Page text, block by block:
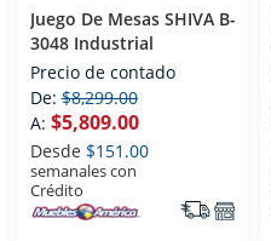
Juego De Mesas SHIVA B-
3048 Industrial
Precio de contado
De:$8,299.00
A: $5,809.00
Desde $151.00
semanales con
Crédito